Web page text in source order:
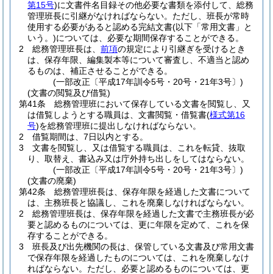
第15号)に文書件名目録その他必要な書類を添付して、総務
管理班長に引継がなければならない。 ただし、班長が常時
使用する必要があると認める完結文書(以下「常用文書」と
いう。)については、必要な期間保存することができる。
2
総務管理班長は、 前項の規定により引継ぎを受けるとき
は、保存年限、編集製本等について審査し、不適当と認め
るものは、補正させることができる。
(一部改正〔平成17年訓令5号・20号・21年3号〕)
(文書の閲覧及び借覧)
第41条
総務管理班において保存している文書を閲覧し、又
は借覧しようとする職員は、文書閲覧・借覧書(様式第16
号)を総務管理班に提出しなければならない。
2
借覧期間は、7日以内とする。
3
文書を閲覧し、又は借覧する職員は、これを転貸、抜取
り、取替え、書込み又は庁外持ち出しをしてはならない。
(一部改正〔平成17年訓令5号・20号・21年3号〕)
(文書の廃棄)
第42条
総務管理班長は、保存年限を経過した文書について
は、主務班長と協議し、これを廃棄しなければならない。
2
総務管理班長は、保存年限を経過した文書で主務班長が必
要と認めるものについては、更に年限を定めて、これを保
存することができる。
3
班長及び出先機関の長は、保管している文書及び常用文書
で保存年限を経過したものについては、これを廃棄しなけ
ればならない。 ただし、必要と認めるものについては、更